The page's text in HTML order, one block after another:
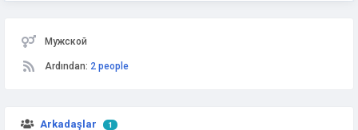
Мужской
Ardından: 2 people
Arkadaşlar 1